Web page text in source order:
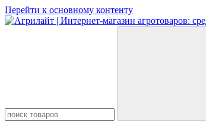
Перейти к основному контенту